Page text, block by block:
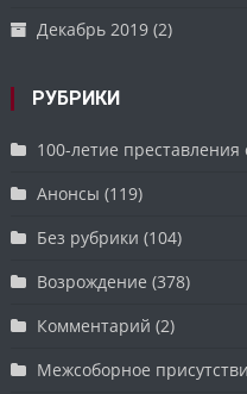
Декабрь 2019 (2)
РУБРИКИ
100-летие преставления
Анонсы (119)
Без рубрики (104)
Возрождение (378)
Комментарий (2)
Межсоборное